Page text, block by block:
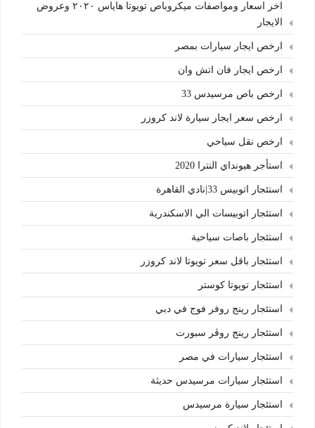
اخر اسعار ومواصفات ميكروباص تويوتا هاياس ٢٠٢٠ وعروض
الايجار
ارخص ايجار سيارات بمصر
ارخص ايجار فان اتش وان
ارخص باص مرسيدس 33
ارخص سعر ايجار سيارة لاند كروزر
ارخص نقل سياحي
استأجر هيونداي النترا 2020
استئجار اتوبيس 33|نادي القاهرة
استئجار اتوبيسات الي الاسكندرية
استئجار باصات سياحية
استئجار باقل سعر تويوتا لاند كروزر
استئجار تويوتا كوستر
استئجار رينج روفر فوج في دبي
استئجار رينج روڤر سبورت
استئجار سيارات في مصر
استئجار سيارات مرسيدس حديثة
استئجار سيارة مرسيدس